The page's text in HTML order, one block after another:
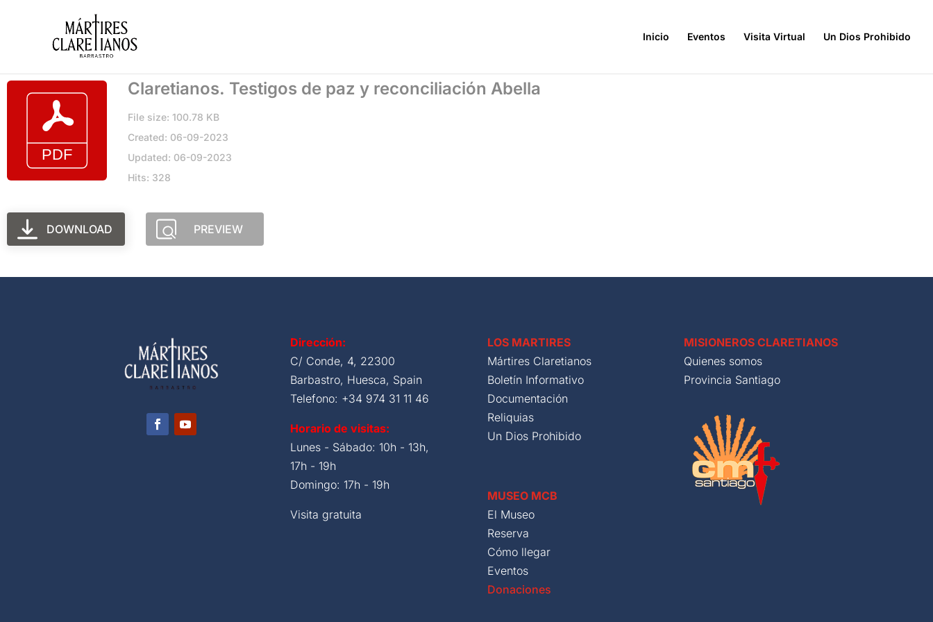
Inicio Eventos Visita Virtual Un Dios Prohibido
Claretianos. Testigos de paz y reconciliación Abella
File size: 100.78 KB
Created: 06-09-2023
Updated: 06-09-2023
Hits: 328
DOWNLOAD PREVIEW
Dirección:
C/ Conde, 4, 22300
Barbastro, Huesca, Spain
Telefono: +34 974 31 11 46
Horario de visitas:
Lunes - Sábado: 10h - 13h,
17h - 19h
Domingo: 17h - 19h
Visita gratuita
LOS MARTIRES
Mártires Claretianos
Boletín Informativo
Documentación
Reliquias
Un Dios Prohibido
MUSEO MCB
El Museo
Reserva
Cómo llegar
Eventos
Donaciones
MISIONEROS CLARETIANOS
Quienes somos
Provincia Santiago